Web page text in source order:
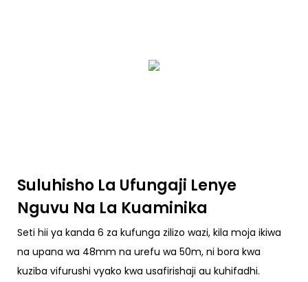
Suluhisho La Ufungaji Lenye
Nguvu Na La Kuaminika
Seti hii ya kanda 6 za kufunga zilizo wazi, kila moja ikiwa
na upana wa 48mm na urefu wa 50m, ni bora kwa
kuziba vifurushi vyako kwa usafirishaji au kuhifadhi.